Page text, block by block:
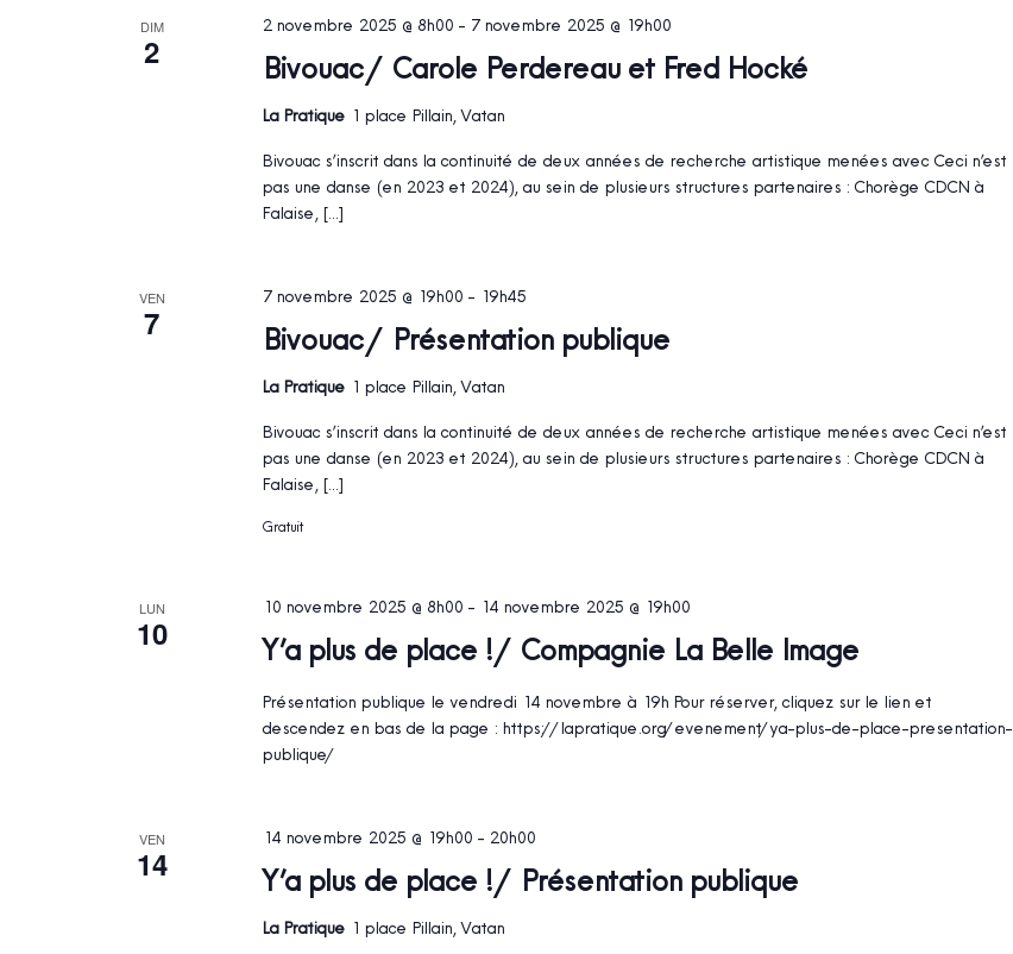
DIM
2 Bivouac / Carole Perdereau et Fred Hocké
2 novembre 2025 @ 8h00- 7 novembre 2025 @ 19h00
La Pratique 1 place Pillain, Vatan
Bivouac s’inscrit dans la continuité de deux années de recherche artistique menées avec Ceci n’est
pas une danse (en 2023 et 2024), au sein de plusieurs structures partenaires : Chorège CDCN à
Falaise, […]
VEN
7 Bivouac / Présentation publique
7 novembre 2025 @ 19h00- 19h45
La Pratique 1 place Pillain, Vatan
Bivouac s’inscrit dans la continuité de deux années de recherche artistique menées avec Ceci n’est
pas une danse (en 2023 et 2024), au sein de plusieurs structures partenaires : Chorège CDCN à
Falaise, […]
Gratuit
LUN
10 Y’a plus de place ! / Compagnie La Belle Image
10 novembre 2025 @ 8h00- 14 novembre 2025 @ 19h00
Présentation publique le vendredi 14 novembre à 19h Pour réserver, cliquez sur le lien et
descendez en bas de la page : https://lapratique.org/evenement/ya-plus-de-place-presentation-
publique/
VEN
14 Y’a plus de place ! / Présentation publique
14 novembre 2025 @ 19h00- 20h00
La Pratique 1 place Pillain, Vatan